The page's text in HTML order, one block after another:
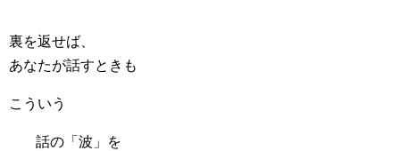
裏を返せば、
あなたが話すときも
こういう
話の「波」を